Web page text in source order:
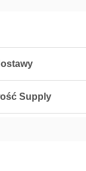
Supply